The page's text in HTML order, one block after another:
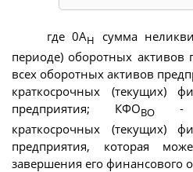
где 0АН
сумма
периоде) оборотных
всех оборотных активов
краткосрочных (текущих)
предприятия; КФОВО -
краткосрочных (текущих)
предприятия, которая
завершения его финансового